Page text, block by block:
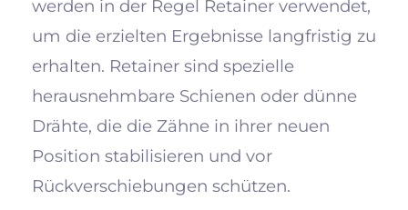
werden in der Regel Retainer verwendet,
um die erzielten Ergebnisse langfristig zu
erhalten. Retainer sind spezielle
herausnehmbare Schienen oder dünne
Drähte, die die Zähne in ihrer neuen
Position stabilisieren und vor
Rückverschiebungen schützen.